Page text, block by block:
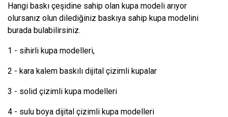
Hangi baskı çeşidine sahip olan kupa modeli arıyor
olursanız olun dilediğiniz baskıya sahip kupa modelini
burada bulabilirsiniz.
1 - sihirli kupa modelleri,
2 - kara kalem baskılı dijital çizimli kupalar
3 - solid çizimli kupa modelleri
4 - sulu boya dijital çizimli kupa modelleri